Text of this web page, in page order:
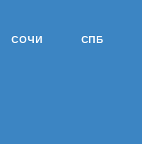
СОЧИ СПБ